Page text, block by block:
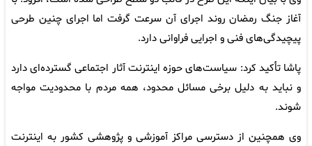
آغاز جنگ رمضان روند اجرای آن سرعت گرفت اما اجرای چنین طرحی
پیچیدگی‌های فنی و اجرایی فراوانی دارد.
پاشا تأکید کرد: سیاست‌های حوزه اینترنت آثار اجتماعی گسترده‌ای دارد
و نباید به دلیل برخی مسائل محدود، همه مردم با محدودیت مواجه
شوند.
وی همچنین از دسترسی مراکز آموزشی و پژوهشی کشور به اینترنت